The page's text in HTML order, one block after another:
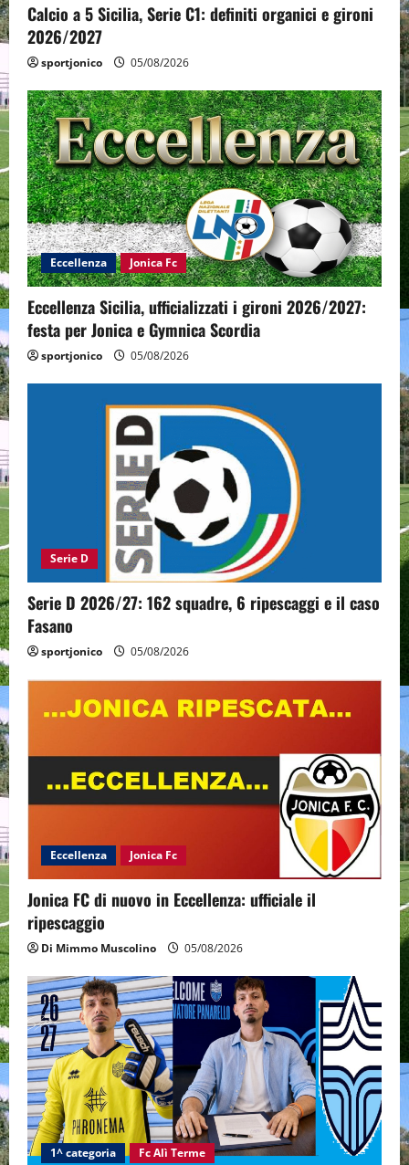
Calcio a 5 Sicilia, Serie C1: definiti organici e gironi
2026/2027
sportjonico 05/08/2026
Eccellenza Jonica Fc
Eccellenza Sicilia, ufficializzati i gironi 2026/2027:
festa per Jonica e Gymnica Scordia
sportjonico 05/08/2026
Serie D
Serie D 2026/27: 162 squadre, 6 ripescaggi e il caso
Fasano
sportjonico 05/08/2026
Eccellenza Jonica Fc
Jonica FC di nuovo in Eccellenza: ufficiale il
ripescaggio
Di Mimmo Muscolino 05/08/2026
1^ categoria Fc Alì Terme